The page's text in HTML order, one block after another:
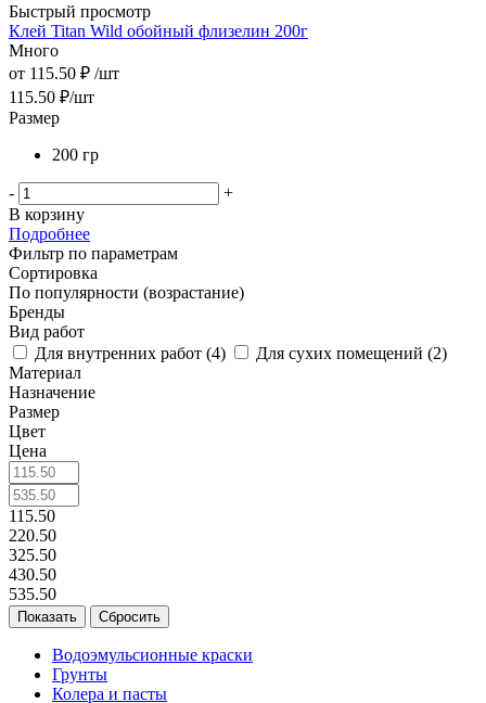
Быстрый просмотр
Клей Titan Wild обойный флизелин 200г
Много
от 115.50 ₽ /шт
115.50 ₽/шт
Размер
200 гр
-
+
В корзину
Подробнее
Фильтр по параметрам
Сортировка
По популярности (возрастание)
Бренды
Вид работ
Для внутренних работ (4) Для сухих помещений (2)
Материал
Назначение
Размер
Цвет
Цена
115.50
220.50
325.50
430.50
535.50
Сбросить
Водоэмульсионные краски
Грунты
Колера и пасты